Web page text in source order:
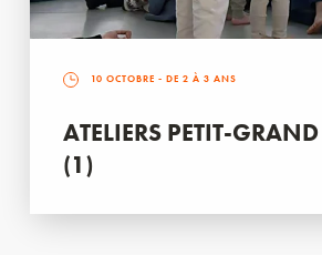
10 OCTOBRE - DE 2 À 3 ANS
ATELIERS PETIT-
(1)